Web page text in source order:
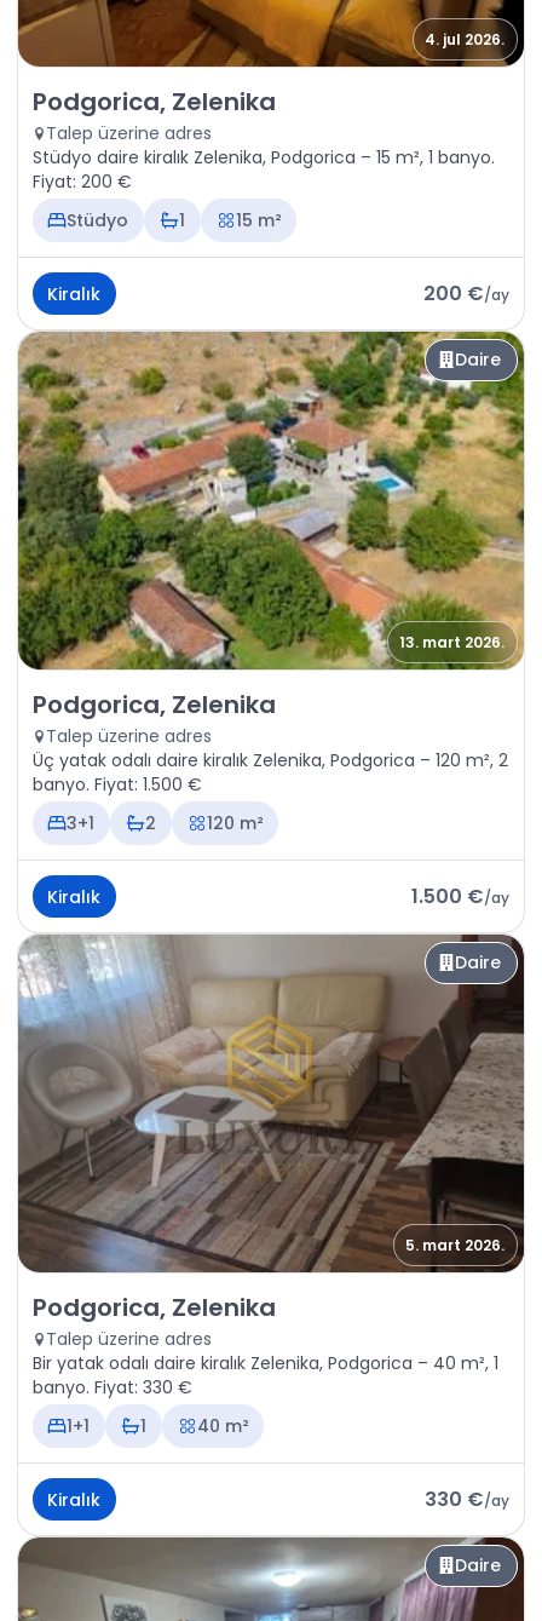
4. jul 2026.
Kiralık - Daire Podgorica, Zelenika
Podgorica, Zelenika
Talep üzerine adres
Stüdyo daire kiralık Zelenika, Podgorica – 15 m², 1 banyo.
Fiyat: 200 €
Stüdyo
1 15 m²
Kiralık 200 €/ay
Daire
13. mart 2026.
Kiralık - Daire Podgorica, Zelenika
Podgorica, Zelenika
Talep üzerine adres
Üç yatak odalı daire kiralık Zelenika, Podgorica – 120 m², 2
banyo. Fiyat: 1.500 €
3+1
2 120 m²
Kiralık 1.500 €/ay
Daire
5. mart 2026.
Kiralık - Daire Podgorica, Zelenika
Podgorica, Zelenika
Talep üzerine adres
Bir yatak odalı daire kiralık Zelenika, Podgorica – 40 m², 1
banyo. Fiyat: 330 €
1+1
1 40 m²
Kiralık 330 €/ay
Daire